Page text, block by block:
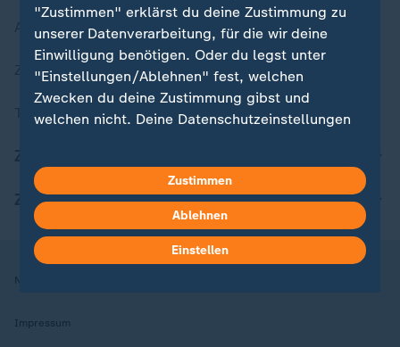
Aktuelle Sendungs-Videos
ZDFheute Stories
Themen im Überblick
ZDFheute Apps
Nutzungsbedingungen
Impressum
"Zustimmen" erklärst du deine Zustimmung zu
unserer Datenverarbeitung, für die wir deine
Einwilligung benötigen. Oder du legst unter
"Einstellungen/Ablehnen" fest, welchen
Zwecken du deine Zustimmung gibst und
welchen nicht. Deine Datenschutzeinstellungen
Hier findest du das Impressum.
Weitere Informationen findest du in unserer
Datenschutzerklärung.
Zustimmen
Ablehnen
Einstellen